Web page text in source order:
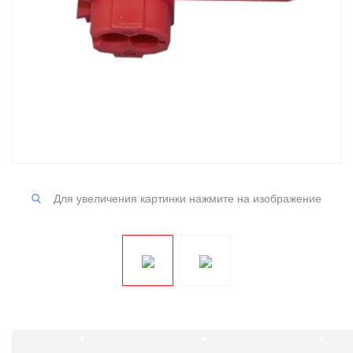
Для увеличения картинки нажмите на изображение